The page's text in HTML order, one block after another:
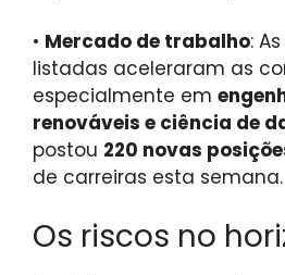
• Mercado de trabalho:
listadas aceleraram as
especialmente em
renováveis ​​e ciência de
postou 220 novas
de carreiras esta semana.
Os riscos no